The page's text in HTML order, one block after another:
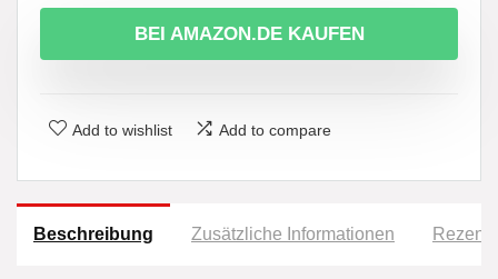
BEI AMAZON.DE KAUFEN
Add to wishlist Add to compare
Beschreibung Zusätzliche Informationen